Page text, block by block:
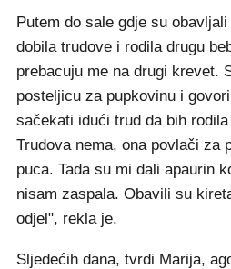
Putem do sale gdje su
dobila trudove i rodila drugu
prebacuju me na drugi krevet.
posteljicu za pupkovinu i
sačekati idući trud da bih
Trudova nema, ona povlači za
puca. Tada su mi dali apaurin
nisam zaspala. Obavili su
odjel", rekla je.
Sljedećih dana, tvrdi Marija,